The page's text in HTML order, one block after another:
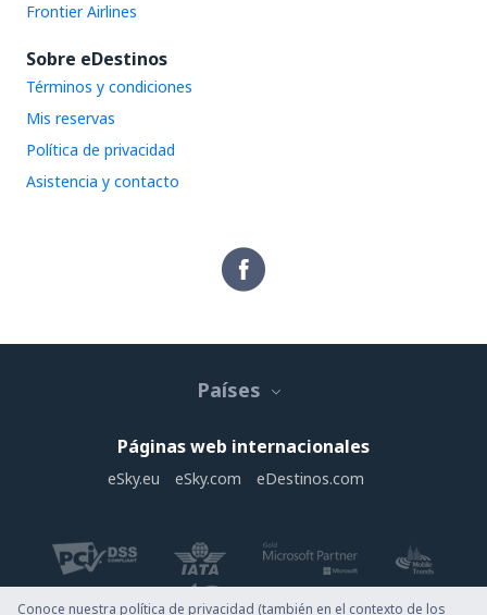
Frontier Airlines
Sobre eDestinos
Términos y condiciones
Mis reservas
Política de privacidad
Asistencia y contacto
Países
Páginas web internacionales
eSky.eu eSky.com eDestinos.com
Conoce nuestra política de privacidad (también en el contexto de los